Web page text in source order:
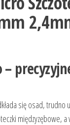
się osad, trudno
międzyzębowe,